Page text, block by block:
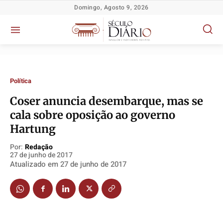
Política
Justiça
Educação
Segurança
Meio Ambiente
Política
Justiça
Educação
Segurança
Meio Ambiente
Política
Justiça
Educação
Segurança
Meio Ambiente
Política
Justiça
Educação
Segurança
Meio Ambiente
Domingo, Agosto 9, 2026
Política
Coser anuncia desembarque, mas se
cala sobre oposição ao governo
Hartung
Por: Redação
27 de junho de 2017
Atualizado em 27 de junho de 2017